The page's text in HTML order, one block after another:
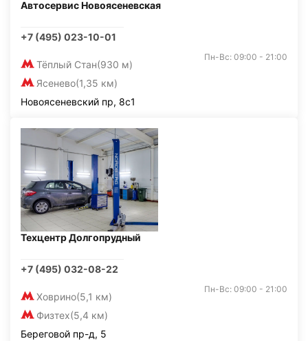
Автосервис Новоясеневская
+7 (495) 023-10-01
Тёплый Стан(930 м)
Ясенево(1,35 км)
Пн-Вс: 09:00 - 21:00
Новоясеневский пр, 8с1
Техцентр Долгопрудный
+7 (495) 032-08-22
Ховрино(5,1 км)
Физтех(5,4 км)
Пн-Вс: 09:00 - 21:00
Береговой пр-д, 5